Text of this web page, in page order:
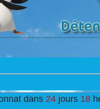
dans 24 jours 18